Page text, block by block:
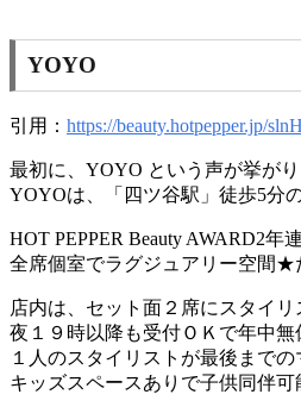
YOYO
引用： https://beauty.hotpepper.jp/
最初に、YOYO という声が挙がり
YOYOは、「四ツ谷駅」徒歩5分
HOT PEPPER Beauty AWARD2年
全席個室でラグジュアリー空間★
店内は、セット面２席にスタイ
夜１９時以降も受付ＯＫで年中無
１人のスタイリストが最後までの
キッズスペースありで子供同伴可